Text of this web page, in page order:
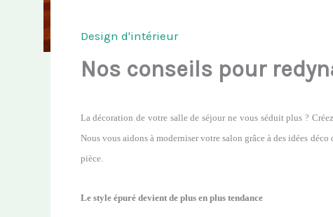
Design d'intérieur
Nos conseils pour
La décoration de votre salle de séjour ne vous séduit plus ?
Nous vous aidons à moderniser votre salon grâce à des idées
pièce.
Le style épuré devient de plus en plus tendance